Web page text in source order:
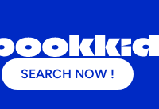
SEARCH NOW !